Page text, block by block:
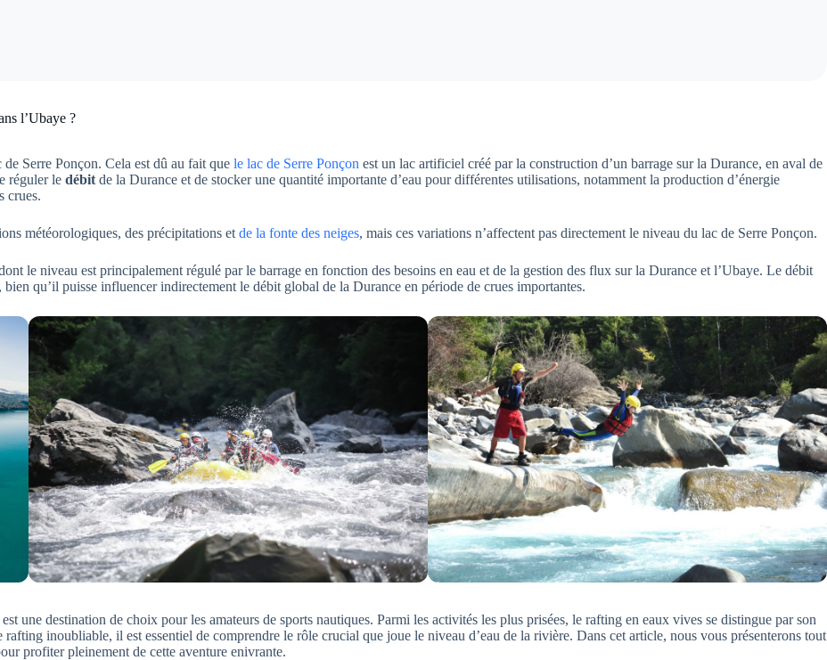
l’Ubaye ?
Serre Ponçon. Cela est dû au fait que le lac de Serre Ponçon est un lac artificiel créé par la construction d’un barrage sur la Durance, en aval de
réguler le débit de la Durance et de stocker une quantité importante d’eau pour différentes utilisations, notamment la production d’énergie
crues.
météorologiques, des précipitations et de la fonte des neiges, mais ces variations n’affectent pas directement le niveau du lac de Serre Ponçon.
le niveau est principalement régulé par le barrage en fonction des besoins en eau et de la gestion des flux sur la Durance et l’Ubaye. Le débit
qu’il puisse influencer indirectement le débit global de la Durance en période de crues importantes.
une destination de choix pour les amateurs de sports nautiques. Parmi les activités les plus prisées, le rafting en eaux vives se distingue par son
inoubliable, il est essentiel de comprendre le rôle crucial que joue le niveau d’eau de la rivière. Dans cet article, nous vous présenterons tout
profiter pleinement de cette aventure enivrante.